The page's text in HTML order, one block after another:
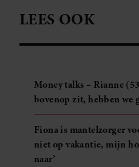
LEES OOK
Money talks – Rianne
bovenop zit, hebben we
Fiona is mantelzorger
niet op vakantie, mijn
naar’